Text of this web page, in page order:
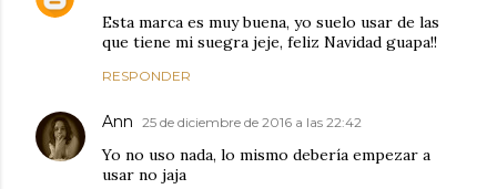
Esta marca es muy buena, yo suelo usar de las
que tiene mi suegra jeje, feliz Navidad guapa!!
RESPONDER
Ann 25 de diciembre de 2016 a las 22:42
Yo no uso nada, lo mismo debería empezar a
usar no jaja